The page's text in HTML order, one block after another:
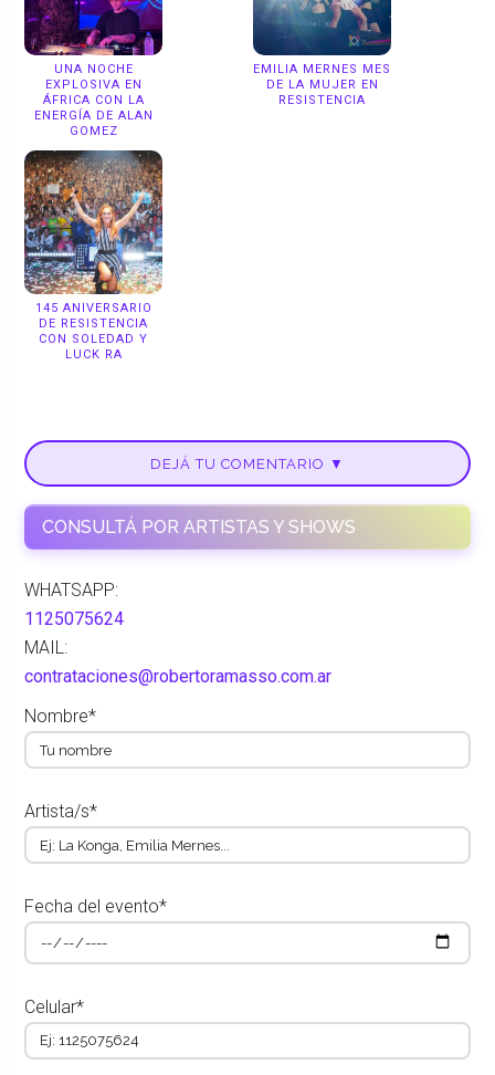
UNA NOCHE
EXPLOSIVA EN
ÁFRICA CON LA
ENERGÍA DE ALAN
GOMEZ
EMILIA MERNES MES
DE LA MUJER EN
RESISTENCIA
145 ANIVERSARIO
DE RESISTENCIA
CON SOLEDAD Y
LUCK RA
DEJÁ TU COMENTARIO ▼
CONSULTÁ POR ARTISTAS Y SHOWS
WHATSAPP:
1125075624
MAIL:
contrataciones@robertoramasso.com.ar
Nombre*
Artista/s*
Fecha del evento*
Celular*